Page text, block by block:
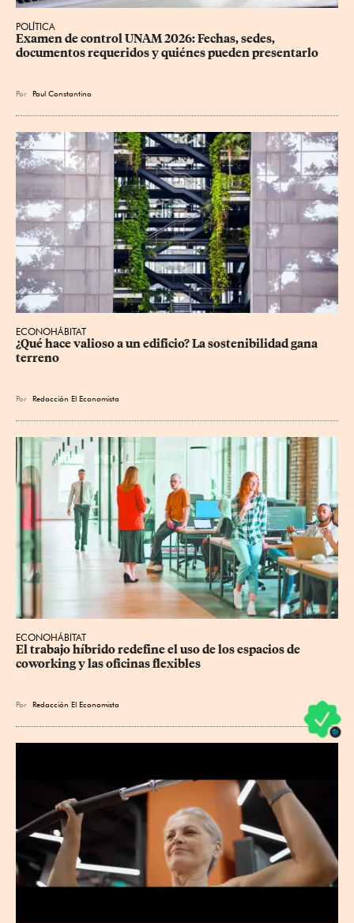
POLÍTICA
Examen de control UNAM 2026: Fechas, sedes,
documentos requeridos y quiénes pueden presentarlo
Por Paul Constantino
ECONOHÁBITAT
¿Qué hace valioso a un edificio? La sostenibilidad gana
terreno
Por Redacción El Economista
ECONOHÁBITAT
El trabajo híbrido redefine el uso de los espacios de
coworking y las oficinas flexibles
Por Redacción El Economista